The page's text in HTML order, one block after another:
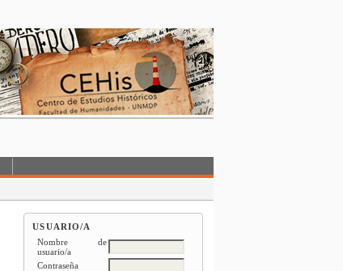
USUARIO/A
Nombre de
usuario/a
Contraseña